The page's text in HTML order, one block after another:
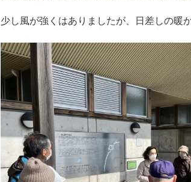
少し風が強くはありましたが、日差しの暖